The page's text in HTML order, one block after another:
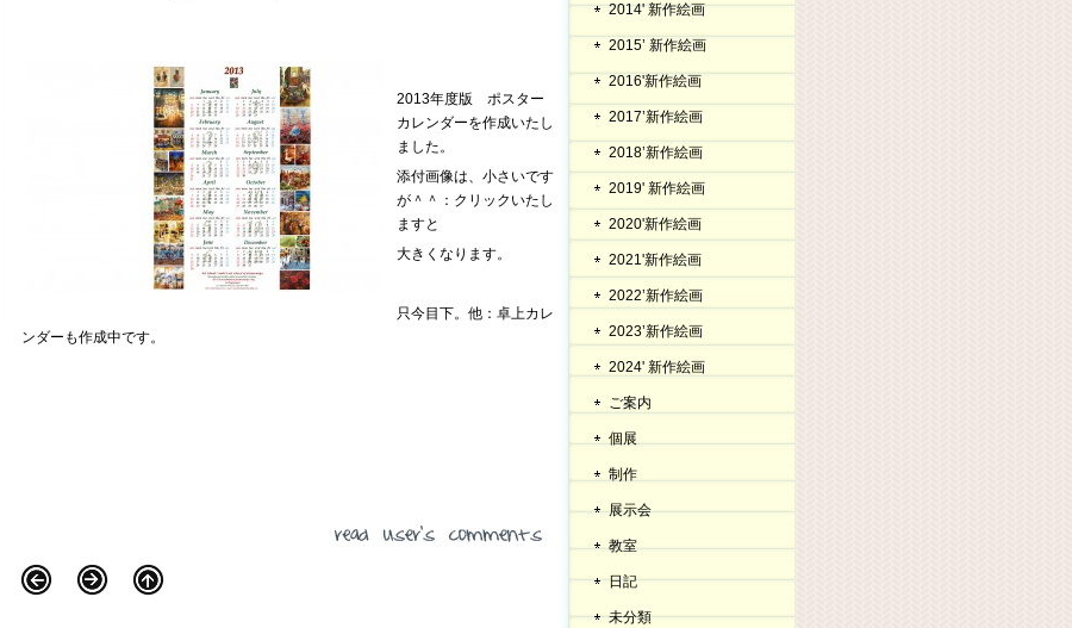
号シリーズ】
号シリーズ】
鈴木麻紀 絵
画特集【F6
号シリーズ】
鈴木麻紀 絵
画特集【SM
号シリーズ】
画特集【ハガ
キ号シリー
ズ】
2013年度版 ポスター
カレンダーを作成いたし
ました。
添付画像は、小さいです
が＾＾：クリックいたし
ますと
大きくなります。
只今目下。他：卓上カレ
ンダーも作成中です。
2014' 新作絵画
2015’ 新作絵画
2016'新作絵画
2017’新作絵画
2018’新作絵画
2019' 新作絵画
2020'新作絵画
2021'新作絵画
2022’新作絵画
2023’新作絵画
2024' 新作絵画
ご案内
個展
制作
展示会
教室
日記
未分類